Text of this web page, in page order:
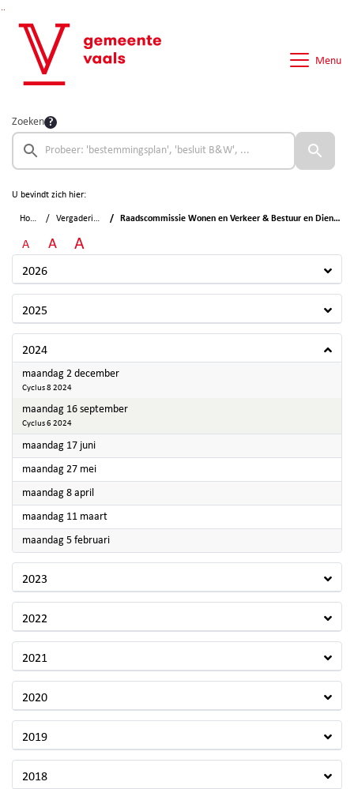
Menu
Zoeken
U bevindt zich hier:
Home Vergaderingen Raadscommissie Wonen en Verkeer & Bestuur en Dienstverlening
A A A
2026
2025
2024
maandag 2 december2024
Cyclus 8 2024
maandag 16 september2024
Cyclus 6 2024
maandag 17 juni2024
maandag 27 mei2024
maandag 8 april
maandag 11 maart2024
maandag 5 februari2024
2023
2022
2021
2020
2019
2018